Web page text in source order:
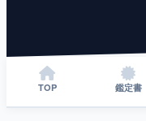
TOP 鑑定書